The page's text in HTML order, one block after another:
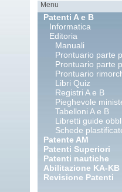
Menu
Patenti A e B
Informatica
Editoria
Manuali
Prontuario parte
Prontuario parte
Prontuario
Libri Quiz
Registri A e B
Pieghevole
Tabelloni A e B
Libretti guide
Schede
Patente AM
Patenti Superiori
Patenti nautiche
Abilitazione KA-KB
Revisione Patenti